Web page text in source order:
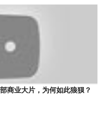
商业大片，为何如此狼狈？